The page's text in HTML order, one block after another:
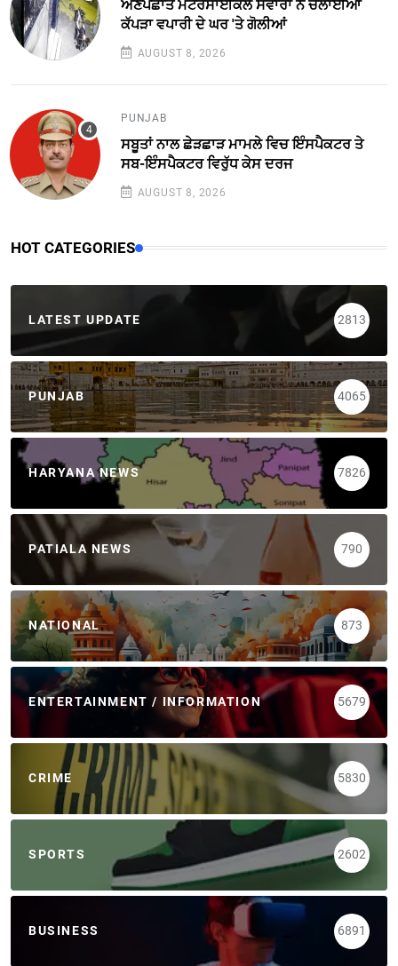
ਅਣਪਛਾਤੇ ਮੋਟਰਸਾਈਕਲ ਸਵਾਰਾਂ ਨੇ ਚਲਾਈਆਂ
ਕੱਪੜਾ ਵਪਾਰੀ ਦੇ ਘਰ 'ਤੇ ਗੋਲੀਆਂ
AUGUST 8, 2026
PUNJAB
ਸਬੂਤਾਂ ਨਾਲ ਛੇੜਛਾੜ ਮਾਮਲੇ ਵਿਚ ਇੰਸਪੈਕਟਰ ਤੇ
ਸਬ-ਇੰਸਪੈਕਟਰ ਵਿਰੁੱਧ ਕੇਸ ਦਰਜ
AUGUST 8, 2026
HOT CATEGORIES
LATEST UPDATE 2813
PUNJAB 4065
HARYANA NEWS 7826
PATIALA NEWS 790
NATIONAL 873
ENTERTAINMENT / INFORMATION 5679
CRIME 5830
SPORTS 2602
BUSINESS 6891